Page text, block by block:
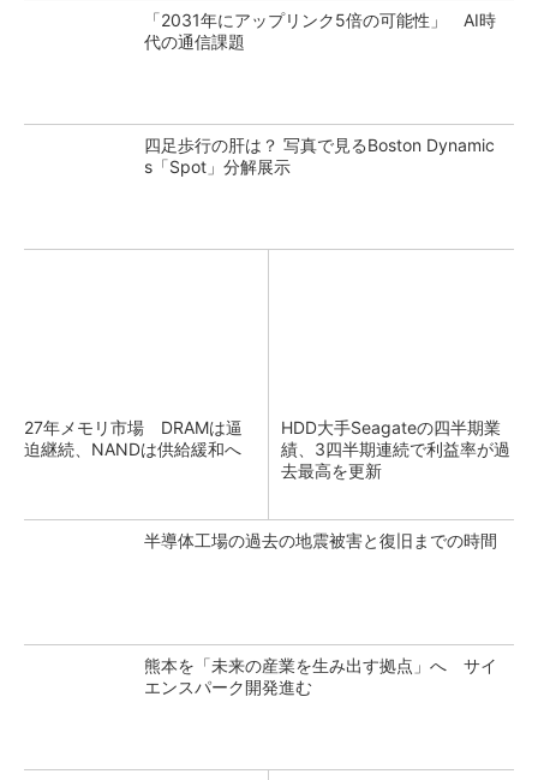
「2031年にアップリンク5倍の可能性」 AI時
代の通信課題
四足歩行の肝は？ 写真で見るBoston Dynamic
s「Spot」分解展示
27年メモリ市場 DRAMは逼
迫継続、NANDは供給緩和へ
HDD大手Seagateの四半期業
績、3四半期連続で利益率が過
去最高を更新
半導体工場の過去の地震被害と復旧までの時間
熊本を「未来の産業を生み出す拠点」へ サイ
エンスパーク開発進む